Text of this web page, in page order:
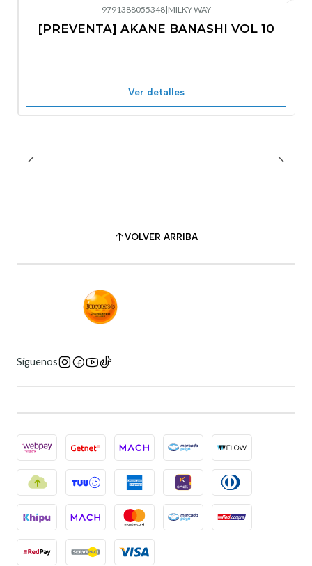
No disponible
9791388055348|MILKY WAY
[PREVENTA] AKANE BANASHI VOL 10
Ver detalles
VOLVER ARRIBA
Síguenos